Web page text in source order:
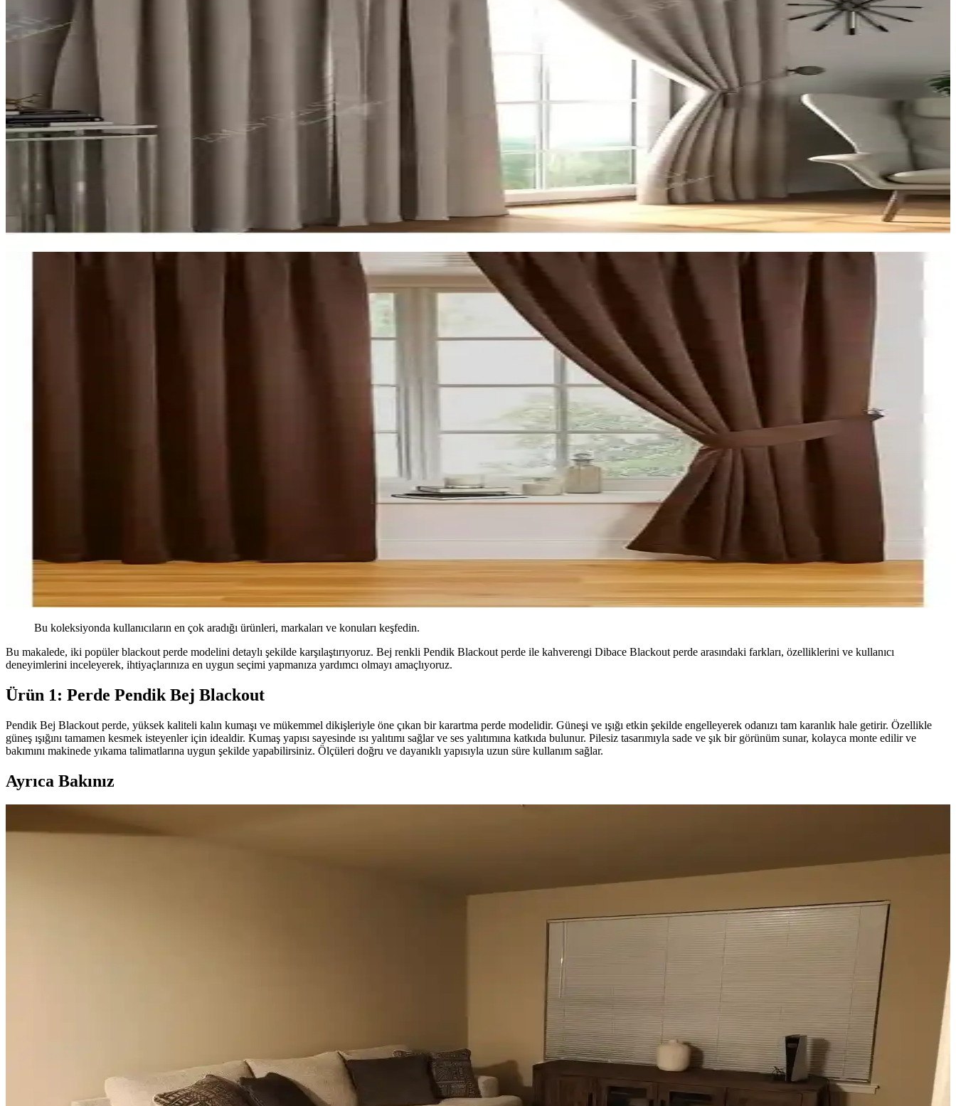
Bu koleksiyonda kullanıcıların en çok aradığı ürünleri, markaları ve konuları keşfedin.
Bu makalede, iki popüler blackout perde modelini detaylı şekilde karşılaştırıyoruz. Bej renkli Pendik Blackout perde ile kahverengi Dibace Blackout perde arasındaki farkları, özelliklerini ve kullanıcı
deneyimlerini inceleyerek, ihtiyaçlarınıza en uygun seçimi yapmanıza yardımcı olmayı amaçlıyoruz.
Ürün 1: Perde Pendik Bej Blackout
Pendik Bej Blackout perde, yüksek kaliteli kalın kumaşı ve mükemmel dikişleriyle öne çıkan bir karartma perde modelidir. Güneşi ve ışığı etkin şekilde engelleyerek odanızı tam karanlık hale getirir. Özellikle
güneş ışığını tamamen kesmek isteyenler için idealdir. Kumaş yapısı sayesinde ısı yalıtımı sağlar ve ses yalıtımına katkıda bulunur. Pilesiz tasarımıyla sade ve şık bir görünüm sunar, kolayca monte edilir ve
bakımını makinede yıkama talimatlarına uygun şekilde yapabilirsiniz. Ölçüleri doğru ve dayanıklı yapısıyla uzun süre kullanım sağlar.
Ayrıca Bakınız
Geniş pencereler için hücresel stor, iki stor perde kullanımı, rulo stor ve pencere filmleri gibi işlevsel ve estetik perde seçenekleri manzara engellenmeden ışık kontrolü sağlar.
Vintage yatakların mekâna uyumu, boyut ve yerleşim planlaması ile renk ve dekorasyon uyumu, kişisel tercihlerle dengelenerek yatak odasında estetik ve fonksiyonellik sağlanır.
Odanızı Geliştirmenin Yolları: Perde, Aydınlatma ve Dekorasyon İpuçlarıyla Atmosferi Yenileme
Odanızın atmosferini perde seçimi, aydınlatma, duvar renkleri ve mobilya düzenlemeleriyle nasıl geliştirebileceğinizi anlatan kapsamlı öneriler sunulmaktadır. Küçük değişikliklerle mekânda büyük farklar
Mutfak Pencereleri İçin Estetik ve Fonksiyonel Perde ile Jaluzi Seçenekleri
Mutfak pencereleri için perde ve jaluzi seçiminde mevcut pencere durumu, kullanım alışkanlıkları ve dekorasyon tarzı önemlidir. Roman storlar, bambu jaluziler ve dekoratif filmler estetik ve fonksiyonel
çözümler sunar.